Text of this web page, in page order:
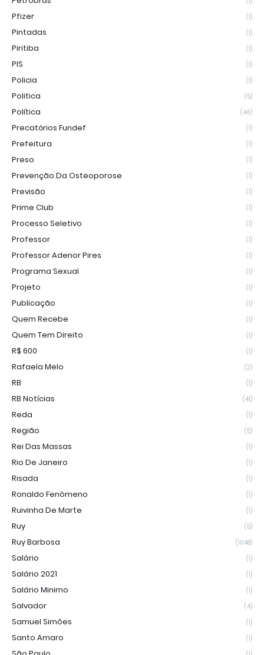
Pfizer (1)
Pintadas (1)
Piritiba (1)
PIS (1)
Policia (1)
Politica (5)
Política (46)
Precatórios Fundef (1)
Prefeitura (1)
Preso (1)
Prevenção Da Osteoporose (1)
Previsão (1)
Prime Club (1)
Processo Seletivo (1)
Professor (1)
Professor Adenor Pires (1)
Programa Sexual (1)
Projeto (1)
Publicação (1)
Quem Recebe (1)
Quem Tem Direito (1)
R$ 600 (1)
Rafaela Melo (2)
RB (1)
RB Notícias (41)
Reda (1)
Região (5)
Rei Das Massas (1)
Rio De Janeiro (1)
Risada (1)
Ronaldo Fenômeno (1)
Ruivinha De Marte (1)
Ruy (5)
Ruy Barbosa (1048)
Salário (1)
Salário 2021 (1)
Salário Minimo (1)
Salvador (4)
Samuel Simões (1)
Santo Amaro (1)